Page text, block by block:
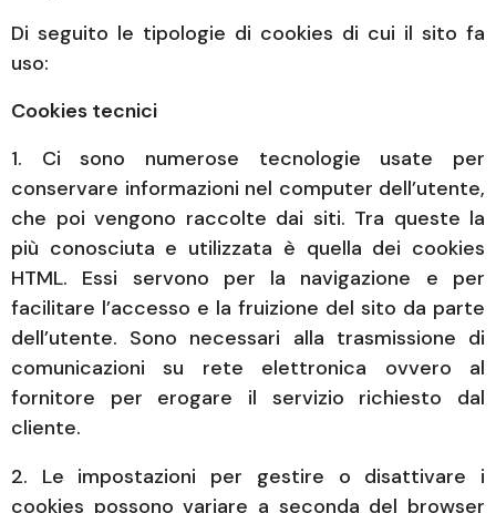
Di seguito le tipologie di cookies di cui il sito fa
uso:
Cookies tecnici
1. Ci sono numerose tecnologie usate per
conservare informazioni nel computer dell’utente,
che poi vengono raccolte dai siti. Tra queste la
più conosciuta e utilizzata è quella dei cookies
HTML. Essi servono per la navigazione e per
facilitare l’accesso e la fruizione del sito da parte
dell’utente. Sono necessari alla trasmissione di
comunicazioni su rete elettronica ovvero al
fornitore per erogare il servizio richiesto dal
cliente.
2. Le impostazioni per gestire o disattivare i
cookies possono variare a seconda del browser